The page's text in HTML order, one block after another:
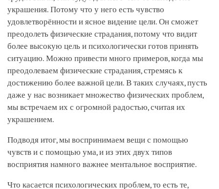
украшения. Потому что у него есть чувство
удовлетворённости и ясное видение цели. Он сможет
преодолеть физические страдания, потому что видит
более высокую цель и психологически готов принять
ситуацию. Можно привести много примеров, когда мы
преодолеваем физические страдания, стремясь к
достижению более важной цели. В таких случаях, пусть
даже у нас возникает множество физических проблем,
мы встречаем их с огромной радостью, считая их
украшением.
Подводя итог, мы воспринимаем вещи с помощью
чувств и с помощью ума, и из этих двух типов
восприятия намного важнее ментальное восприятие.
Что касается психологических проблем, то есть те,